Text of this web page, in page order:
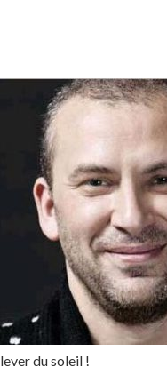
lever du soleil !